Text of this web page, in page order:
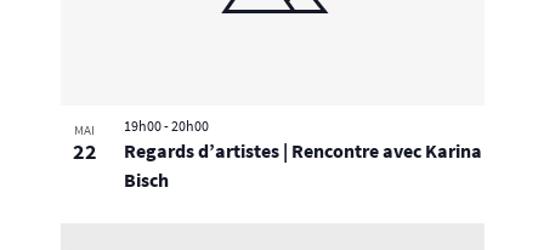
MAI
22
Regards d’artistes | Rencontre avec Karina
Bisch
19h00-20h00